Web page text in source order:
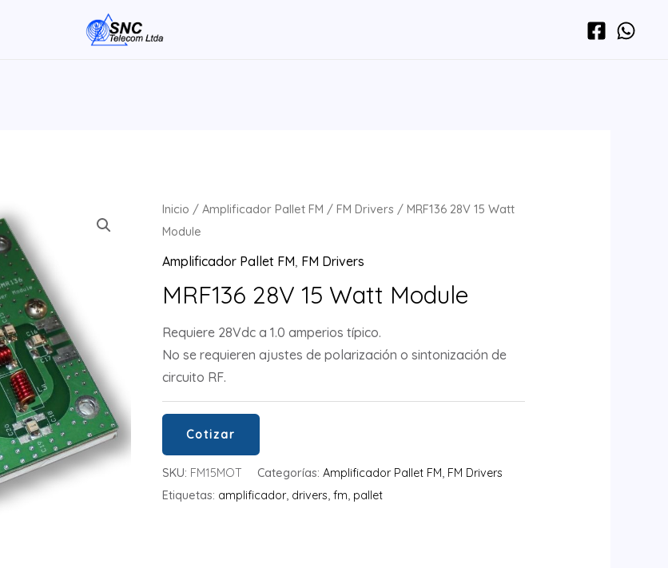
Inicio /Amplificador Pallet FM /FM Drivers / MRF136 28V 15 Watt
Module
Amplificador Pallet FM, FM Drivers
MRF136 28V 15 Watt Module
Requiere 28Vdc a 1.0 amperios típico.
No se requieren ajustes de polarización o sintonización de
circuito RF.
Cotizar
SKU: FM15MOT Categorías:Amplificador Pallet FM, FM Drivers
Etiquetas: amplificador, drivers,fm, pallet